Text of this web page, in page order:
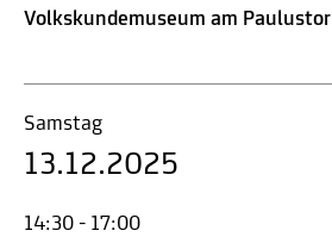
Volkskundemuseum am Paulustor
Samstag
13.12.2025
14:30 - 17:00